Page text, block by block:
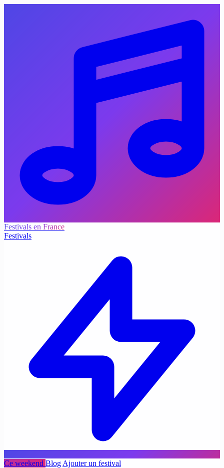
Festivals en France
Festivals
Ce weekend Blog Ajouter un festival